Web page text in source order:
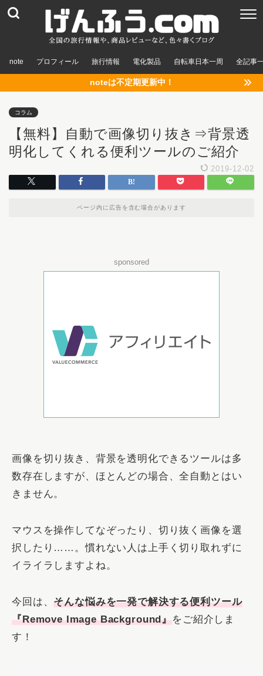
note プロフィール 旅行情報 電化製品 自転車日本一周 全記事
noteは不定期更新中！
コラム
【無料】自動で画像切り抜き⇒背景透
明化してくれる便利ツールのご紹介
2019-12-02
ページ内に広告を含む場合があります
sponsored
画像を切り抜き、背景を透明化できるツールは多
数存在しますが、ほとんどの場合、全自動とはい
きません。
マウスを操作してなぞったり、切り抜く画像を選
択したり……。慣れない人は上手く切り取れずに
イライラしますよね。
今回は、そんな悩みを一発で解決する便利ツール
『Remove Image Background』をご紹介しま
す！